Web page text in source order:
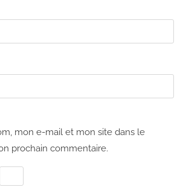
mon e-mail et mon site dans le
prochain commentaire.